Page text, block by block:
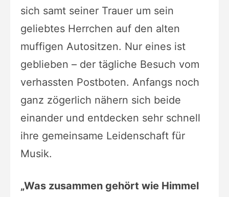
sich samt seiner Trauer um sein
geliebtes Herrchen auf den alten
muffigen Autositzen. Nur eines ist
geblieben – der tägliche Besuch vom
verhassten Postboten. Anfangs noch
ganz zögerlich nähern sich beide
einander und entdecken sehr schnell
ihre gemeinsame Leidenschaft für
Musik.
„Was zusammen gehört wie Himmel